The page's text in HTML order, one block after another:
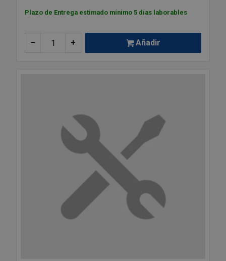
Plazo de Entrega estimado mínimo 5 días laborables
+
– Añadir